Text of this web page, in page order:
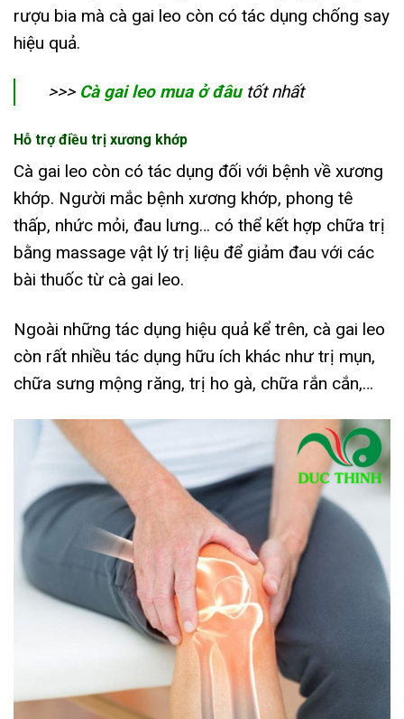
rượu bia mà cà gai leo còn có tác dụng chống say
hiệu quả.
>>> Cà gai leo mua ở đâutốt nhất
Hỗ trợ điều trị xương khớp
Cà gai leo còn có tác dụng đối với bệnh về xương
khớp. Người mắc bệnh xương khớp, phong tê
thấp, nhức mỏi, đau lưng… có thể kết hợp chữa trị
bằng massage vật lý trị liệu để giảm đau với các
bài thuốc từ cà gai leo.
Ngoài những tác dụng hiệu quả kể trên, cà gai leo
còn rất nhiều tác dụng hữu ích khác như trị mụn,
chữa sưng mộng răng, trị ho gà, chữa rắn cắn,…